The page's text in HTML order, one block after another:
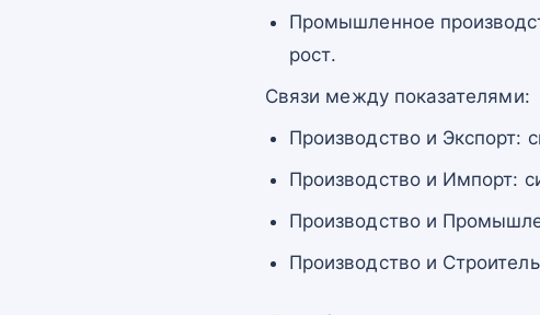
Промышленное
рост.
Связи между показателями:
Производство и Экспорт:
Производство и Импорт:
Производство и
Производство и